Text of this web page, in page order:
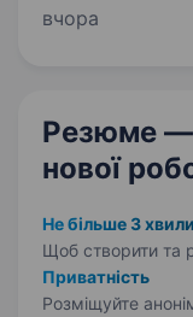
вчора
Резюме
нової
Не більше 3
Щоб створити та
Приватність
Розміщуйте